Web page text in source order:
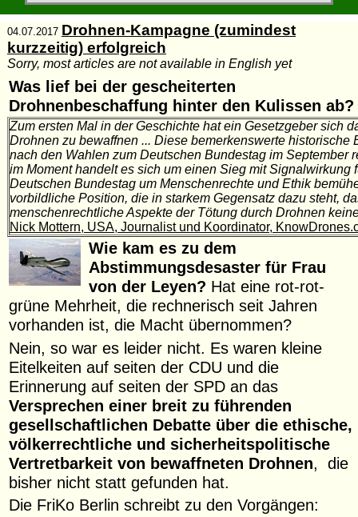
04.07.2017 Drohnen-Kampagne (zumindest
kurzzeitig) erfolgreich
Sorry, most articles are not available in English yet
Was lief bei der gescheiterten
Drohnenbeschaffung hinter den Kulissen ab?
Zum ersten Mal in der Geschichte hat ein Gesetzgeber sich
Drohnen zu bewaffnen ... Diese bemerkenswerte historische
nach den Wahlen zum Deutschen Bundestag im September
im Moment handelt es sich um einen Sieg mit Signalwirkung
Deutschen Bundestag um Menschenrechte und Ethik
vorbildliche Position, die in starkem Gegensatz dazu steht,
menschenrechtliche Aspekte der Tötung durch Drohnen
Nick Mottern, USA, Journalist und Koordinator,
Wie kam es zu dem
Abstimmungsdesaster für Frau
von der Leyen? Hat eine rot-rot-
grüne Mehrheit, die rechnerisch seit Jahren
vorhanden ist, die Macht übernommen?
Nein, so war es leider nicht. Es waren kleine
Eitelkeiten auf seiten der CDU und die
Erinnerung auf seiten der SPD an das
Versprechen einer breit zu führenden
gesellschaftlichen Debatte über die ethische,
völkerrechtliche und sicherheitspolitische
Vertretbarkeit von bewaffneten Drohnen , die
bisher nicht statt gefunden hat.
Die FriKo Berlin schreibt zu den Vorgängen: